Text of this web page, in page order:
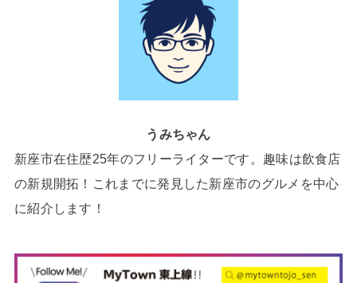
うみちゃん
新座市在住歴25年のフリーライターです。趣味は飲食店
の新規開拓！これまでに発見した新座市のグルメを中心
に紹介します！